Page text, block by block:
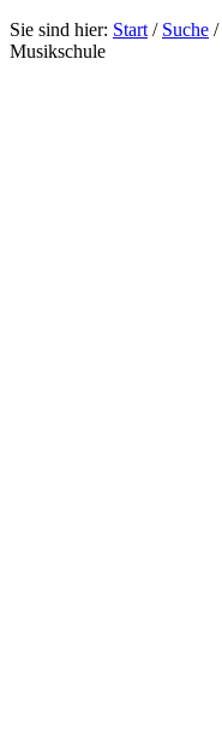
Sie sind hier: Start / Suche /
Musikschule